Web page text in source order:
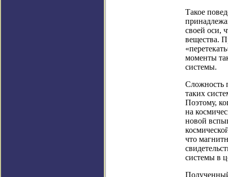
Такое
своей оси,
вещества.
моменты
системы.
Сложность
таких
Поэтому,
на
новой
что
системы в